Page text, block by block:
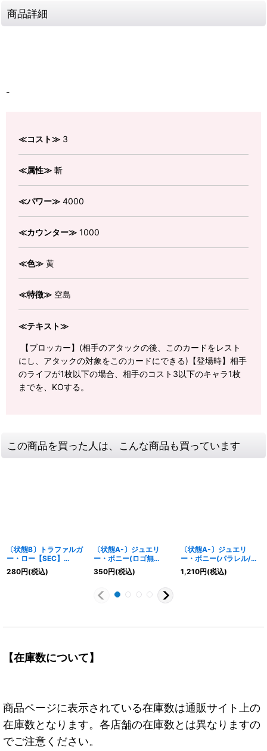
商品詳細
-
≪コスト≫ 3
≪属性≫ 斬
≪パワー≫ 4000
≪カウンター≫ 1000
≪色≫ 黄
≪特徴≫ 空島
≪テキスト≫
【ブロッカー】(相手のアタックの後、このカードをレスト
にし、アタックの対象をこのカードにできる)【登場時】相手
のライフが1枚以下の場合、相手のコスト3以下のキャラ1枚
までを、KOする。
この商品を買った人は、こんな商品も買っています
〔状態B〕トラファルガ
ー・ロー【SEC】
{EB03-062}
280円(税込)
〔状態A-〕ジュエリ
ー・ボニー(ロゴ無
し/illust:BISAI)【P】
{P-113}
350円(税込)
〔状態A-〕ジュエリ
ー・ボニー(パラレル/漫
画絵)【L/P】{OP13-
100}
1,210円(税込)
【在庫数について】
商品ページに表示されている在庫数は通販サイト上の
在庫数となります。各店舗の在庫数とは異なりますの
でご注意ください。